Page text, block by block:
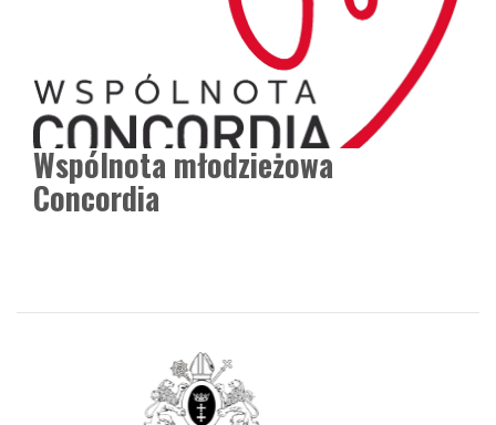
Wspólnota młodzieżowa
Concordia